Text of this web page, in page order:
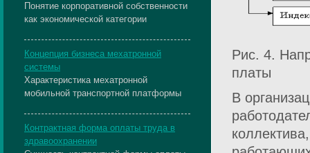
Рис. 4.
платы
В
Понятие корпоративной собственности
как экономической категории
Концепция бизнеса мехатронной
системы
Характеристика мехатронной
мобильной транспортной платформы
Контрактная форма оплаты труда в
здравоохранении